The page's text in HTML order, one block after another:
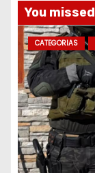
s
You missed
CATEGORIAS